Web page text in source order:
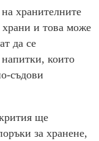
хранителните
храни и това може
да се
които
съдови
ще
за хранене,